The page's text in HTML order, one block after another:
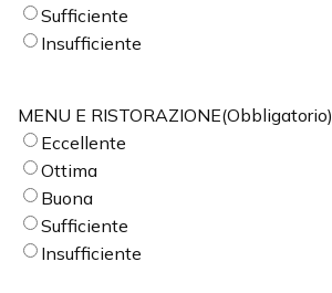
Sufficiente
Insufficiente
MENU E RISTORAZIONE(Obbligatorio)
Eccellente
Ottima
Buona
Sufficiente
Insufficiente